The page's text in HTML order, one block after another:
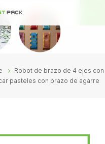
Robot de brazo de 4 ejes con
pasteles con brazo de agarre